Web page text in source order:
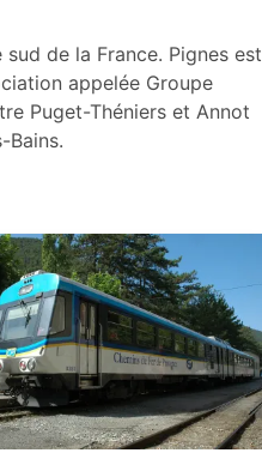
de la France. Pignes est
appelée Groupe
Puget-Théniers et Annot
Bains.